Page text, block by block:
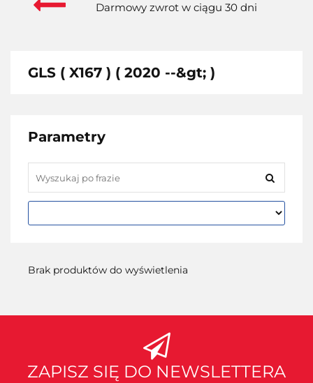
Darmowy zwrot w ciągu 30 dni
GLS ( X167 ) ( 2020 --&gt; )
Parametry
Brak produktów do wyświetlenia
ZAPISZ SIĘ DO NEWSLETTERA